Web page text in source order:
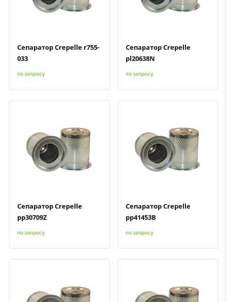
Быстрый просмотрДобавить к сравнению
Добавить в избранное
Сепаратор Crepelle r755-
033
по запросу
Быстрый просмотрДобавить к сравнению
Добавить в избранное
Сепаратор Crepelle
pl20638N
по запросу
Быстрый просмотрДобавить к сравнению
Добавить в избранное
Сепаратор Crepelle
pp30709Z
по запросу
Быстрый просмотрДобавить к сравнению
Добавить в избранное
Сепаратор Crepelle
pp41453B
по запросу